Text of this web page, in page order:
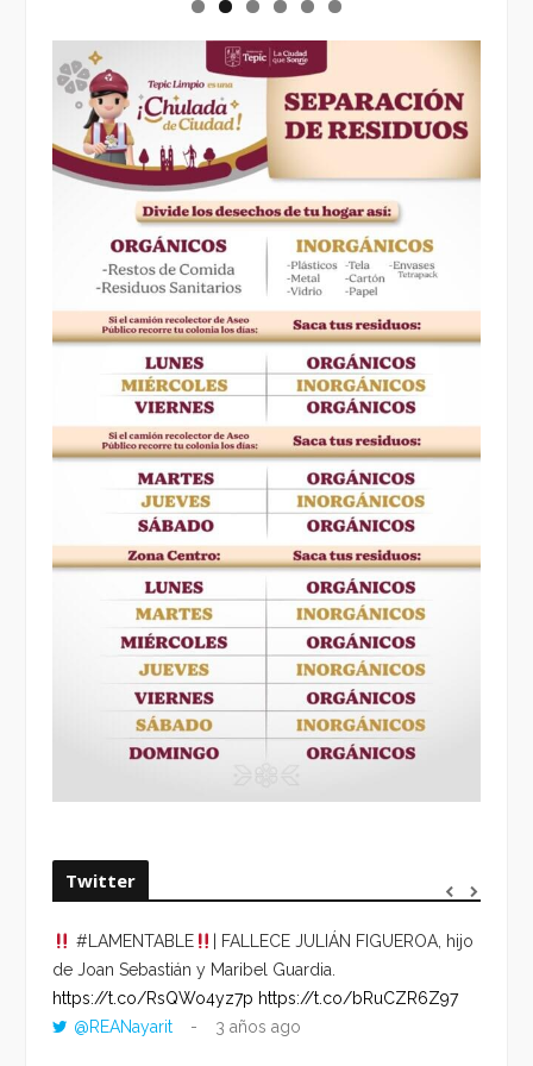
Twitter
#LAMENTABLE
| FALLECE JULIÁN FIGUEROA, hijo
de Joan Sebastián y Maribel Guardia.
https://t.co/RsQWo4yz7p https://t.co/bRuCZR6Z97
@REANayarit
3 años ago